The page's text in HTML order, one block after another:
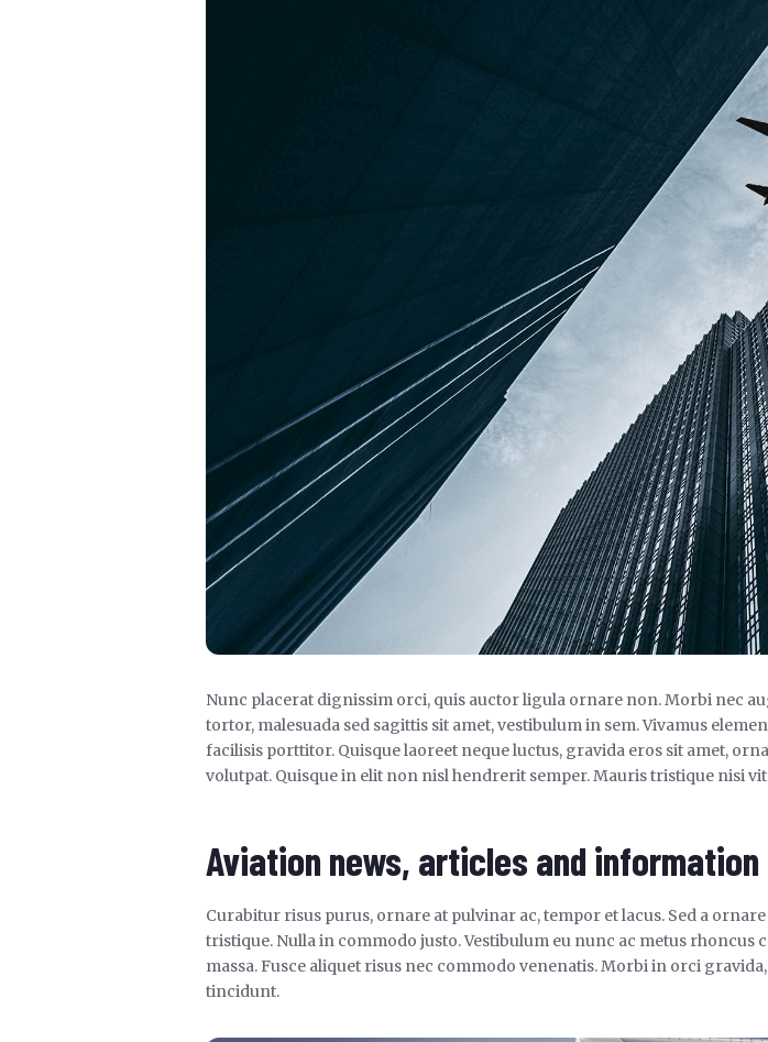
Nunc placerat dignissim orci, quis auctor ligula ornare non. Morbi nec
tortor, malesuada sed sagittis sit amet, vestibulum in sem. Vivamus
facilisis porttitor. Quisque laoreet neque luctus, gravida eros sit amet,
volutpat. Quisque in elit non nisl hendrerit semper. Mauris tristique nisi
Aviation news, articles and information
Curabitur risus purus, ornare at pulvinar ac, tempor et lacus. Sed a
tristique. Nulla in commodo justo. Vestibulum eu nunc ac metus
massa. Fusce aliquet risus nec commodo venenatis. Morbi in orci
tincidunt.